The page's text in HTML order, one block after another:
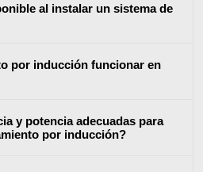
al instalar un sistema de
por inducción funcionar en
y potencia adecuadas para
por inducción?